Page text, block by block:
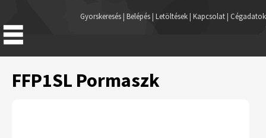
Regisztráció
Gyorskeresés| Belépés | Letöltések | Kapcsolat | Cégadatok
FFP1SL Pormaszk